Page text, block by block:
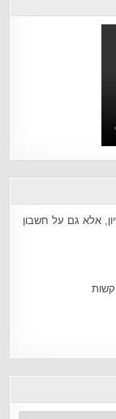
אלא גם על חשבון
קשות